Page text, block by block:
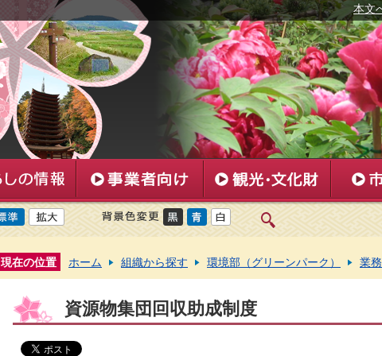
本文
現在の位置 ホーム 組織から探す 環境部（グリーンパーク） 業
資源物集団回収助成制度